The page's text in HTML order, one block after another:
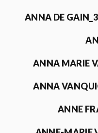
ANNA DE
ANNA MARIE
ANNA
ANNE